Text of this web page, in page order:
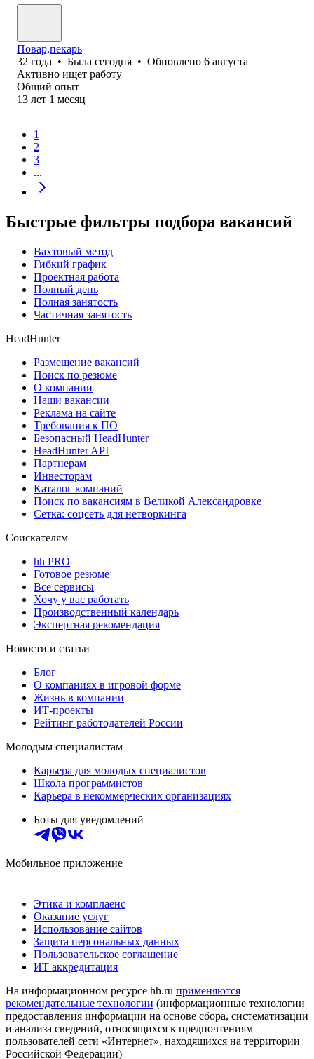
Повар,пекарь
32 года • Была сегодня • Обновлено 6 августа
Активно ищет работу
Общий опыт
13 лет 1 месяц
1
2
3
...
Быстрые фильтры подбора вакансий
Вахтовый метод
Гибкий график
Проектная работа
Полный день
Полная занятость
Частичная занятость
HeadHunter
Размещение вакансий
Поиск по резюме
О компании
Наши вакансии
Реклама на сайте
Требования к ПО
Безопасный HeadHunter
HeadHunter API
Партнерам
Инвесторам
Каталог компаний
Поиск по вакансиям в Великой Александровке
Сетка: соцсеть для нетворкинга
Соискателям
hh PRO
Готовое резюме
Все сервисы
Хочу у вас работать
Производственный календарь
Экспертная рекомендация
Новости и статьи
Блог
О компаниях в игровой форме
Жизнь в компании
ИТ-проекты
Рейтинг работодателей России
Молодым специалистам
Карьера для молодых специалистов
Школа программистов
Карьера в некоммерческих организациях
Боты для уведомлений
Мобильное приложение
Этика и комплаенс
Оказание услуг
Использование сайтов
Защита персональных данных
Пользовательское соглашение
ИТ аккредитация
На информационном ресурсе hh.ru применяются
рекомендательные технологии (информационные технологии
предоставления информации на основе сбора, систематизации
и анализа сведений, относящихся к предпочтениям
пользователей сети «Интернет», находящихся на территории
Российской Федерации)